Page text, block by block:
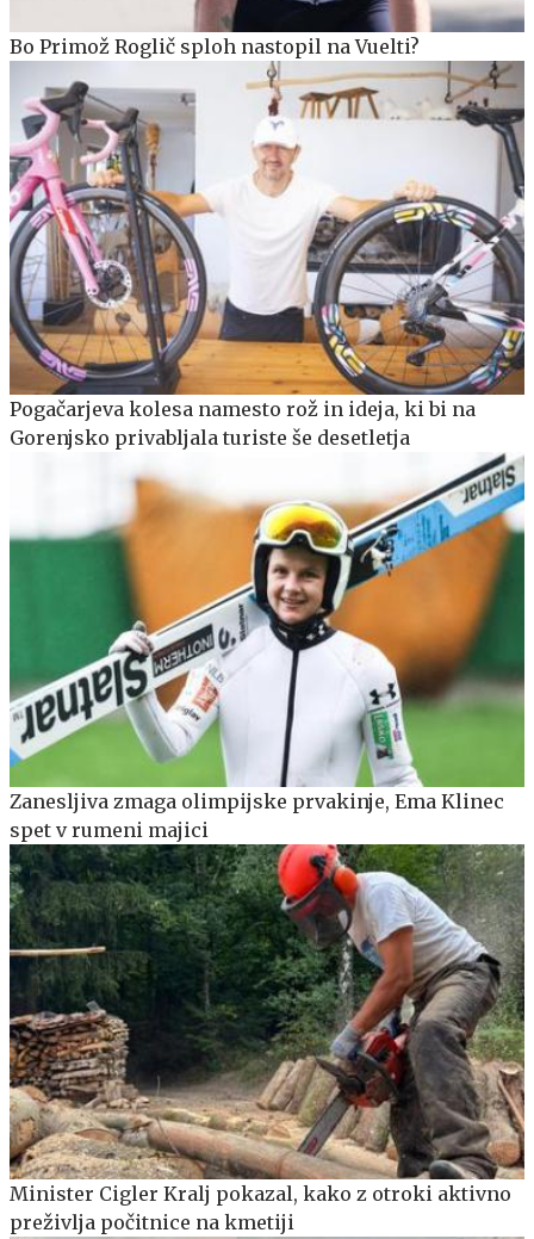
Bo Primož Roglič sploh nastopil na Vuelti?
Pogačarjeva kolesa namesto rož in ideja, ki bi na
Gorenjsko privabljala turiste še desetletja
Zanesljiva zmaga olimpijske prvakinje, Ema Klinec
spet v rumeni majici
Minister Cigler Kralj pokazal, kako z otroki aktivno
preživlja počitnice na kmetiji